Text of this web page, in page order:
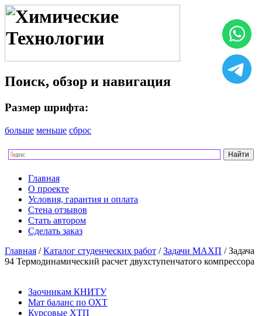
Поиск, обзор и навигация
Размер шрифта:
больше меньше сброс
Главная
О проекте
Условия, гарантия и оплата
Стена отзывов
Стать автором
Сделать заказ
Главная /Каталог студенческих работ /Задачи МАХП / Задача
94 Термодинамический расчет двухступенчатого компрессора
Заочникам КНИТУ
Мат баланс по ОХТ
Курсовые ХТП